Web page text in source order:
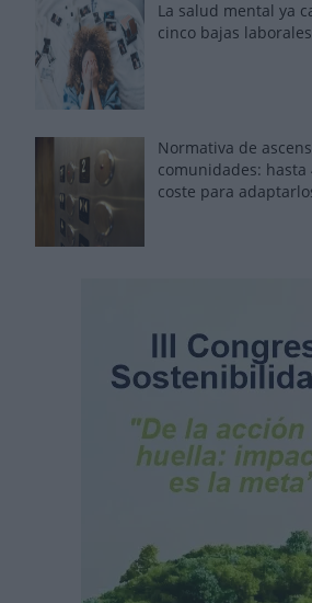
La salud mental ya
cinco bajas laborales
Normativa de
comunidades: hasta
coste para